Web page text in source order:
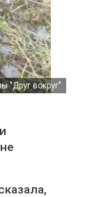
"Друг вокруг"